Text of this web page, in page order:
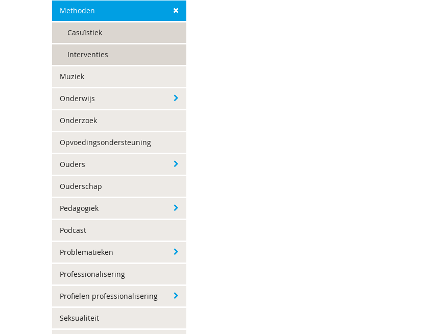
Methoden
Casuïstiek
Interventies
Muziek
Onderwijs
Onderzoek
Opvoedingsondersteuning
Ouders
Ouderschap
Pedagogiek
Podcast
Problematieken
Professionalisering
Profielen professionalisering
Seksualiteit